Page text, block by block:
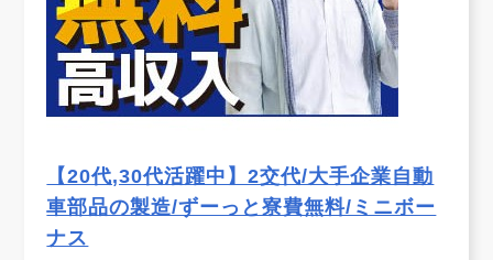
【20代,30代活躍中】2交代/大手企業自動
車部品の製造/ずーっと寮費無料/ミニボー
ナス